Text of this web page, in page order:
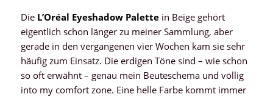
DieL’Oréal Eyeshadow Palettein Beige gehört
eigentlich schon länger zu meiner Sammlung, aber
gerade in den vergangenen vier Wochen kam sie sehr
häufig zum Einsatz. Die erdigen Töne sind – wie schon
so oft erwähnt – genau mein Beuteschema und völlig
into my comfort zone. Eine helle Farbe kommt immer